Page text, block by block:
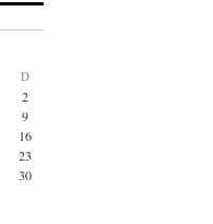
D
2
9
16
23
30